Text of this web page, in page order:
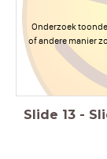
Onderzoek
of andere manier
Slide 13 -